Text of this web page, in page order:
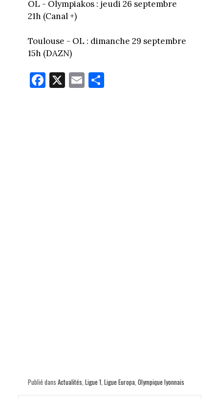
OL - Olympiakos : jeudi 26 septembre
21h (Canal +)
Toulouse - OL : dimanche 29 septembre
15h (DAZN)
Fa
ce
X E
m
Pa
Publié dans Actualités, Ligue 1, Ligue Europa, Olympique lyonnais